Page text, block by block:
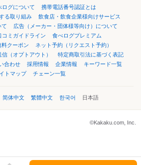
ログについて
携帯電話番号認証とは
る取り組み
飲食店・飲食企業様向けサービス
て
広告（メーカー・団体様等向け）について
コミガイドライン
食べログプレミアム
クーポン
ネット予約（リクエスト予約）
信（オプトアウト）
特定商取引法に基づく表記
合わせ 採用情報 企業情報
キーワード一覧
トマップ
チェーン一覧
简体中文 繁體中文 한국어 日本語
©Kakaku.com, Inc.